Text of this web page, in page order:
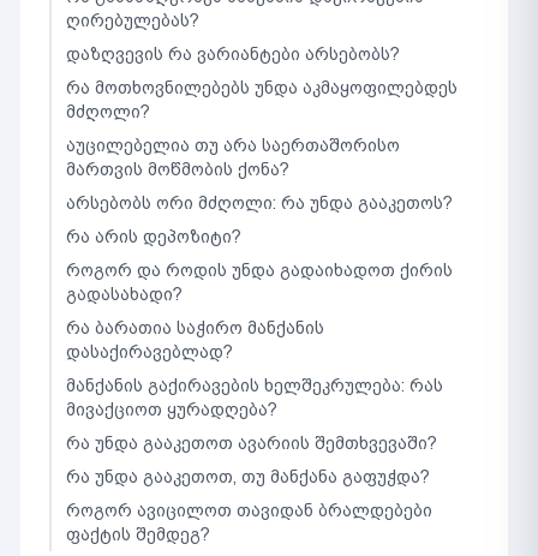
ღირებულებას?
დაზღვევის რა ვარიანტები არსებობს?
რა მოთხოვნილებებს უნდა აკმაყოფილებდეს
მძღოლი?
აუცილებელია თუ არა საერთაშორისო
მართვის მოწმობის ქონა?
არსებობს ორი მძღოლი: რა უნდა გააკეთოს?
რა არის დეპოზიტი?
როგორ და როდის უნდა გადაიხადოთ ქირის
გადასახადი?
რა ბარათია საჭირო მანქანის
დასაქირავებლად?
მანქანის გაქირავების ხელშეკრულება: რას
მივაქციოთ ყურადღება?
რა უნდა გააკეთოთ ავარიის შემთხვევაში?
რა უნდა გააკეთოთ, თუ მანქანა გაფუჭდა?
როგორ ავიცილოთ თავიდან ბრალდებები
ფაქტის შემდეგ?